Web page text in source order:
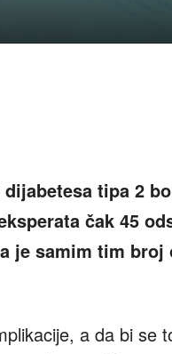
tipa 2
čak 45
je samim tim broj
a da bi se